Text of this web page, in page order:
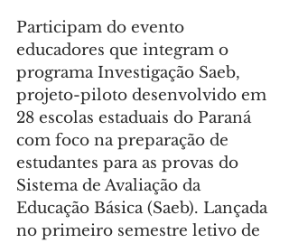
Participam do evento
educadores que integram o
programa Investigação Saeb,
projeto-piloto desenvolvido em
28 escolas estaduais do Paraná
com foco na preparação de
estudantes para as provas do
Sistema de Avaliação da
Educação Básica (Saeb). Lançada
no primeiro semestre letivo de